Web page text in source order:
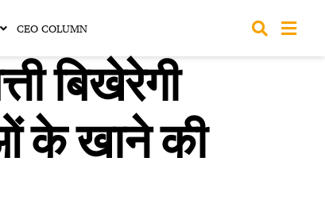
CEO COLUMN
बिखेरेगी
के खाने की